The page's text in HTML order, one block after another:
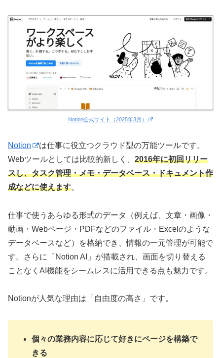
Notion公式サイト（2025年3月）
Notion
は仕事に役立つクラウド型の万能ツールです。
Webツールとしては比較的新しく、 2016年に初回リリー
スし、タスク管理・メモ・データベース・ドキュメント作
成などに使えます。
仕事で使うあらゆる形式のデータ（例えば、文章・画像・
動画・Webページ・PDFなどのファイル・Excelのような
データベースなど）を格納でき、情報の一元管理が可能で
す。さらに「Notion AI」が搭載され、画面を切り替える
ことなくAI機能をシームレスに活用できる点も魅力です。
Notionが人気な理由は「自由度の高さ」です。
個々の業務内容に応じて好きにページを構築で
きる